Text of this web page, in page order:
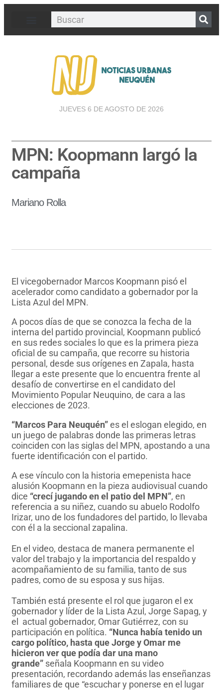
JUEVES 6 DE AGOSTO DE 2026
MPN: Koopmann largó la
campaña
Mariano Rolla
El vicegobernador Marcos Koopmann pisó el
acelerador como candidato a gobernador por la
Lista Azul del MPN.
A pocos días de que se conozca la fecha de la
interna del partido provincial, Koopmann publicó
en sus redes sociales lo que es la primera pieza
oficial de su campaña, que recorre su historia
personal, desde sus orígenes en Zapala, hasta
llegar a este presente que lo encuentra frente al
desafío de convertirse en el candidato del
Movimiento Popular Neuquino, de cara a las
elecciones de 2023.
“Marcos Para Neuquén”es el eslogan elegido, en
un juego de palabras donde las primeras letras
coinciden con las siglas del MPN, apostando a una
fuerte identificación con el partido.
A ese vínculo con la historia emepenista hace
alusión Koopmann en la pieza audiovisual cuando
dice “crecí jugando en el patio del MPN”, en
referencia a su niñez, cuando su abuelo Rodolfo
Irizar, uno de los fundadores del partido, lo llevaba
con él a la seccional zapalina.
En el video, destaca de manera permanente el
valor del trabajo y la importancia del respaldo y
acompañamiento de su familia, tanto de sus
padres, como de su esposa y sus hijas.
También está presente el rol que jugaron el ex
gobernador y líder de la Lista Azul, Jorge Sapag, y
el actual gobernador, Omar Gutiérrez, con su
participación en política. “Nunca había tenido un
cargo político, hasta que Jorge y Omar me
hicieron ver que podía dar una mano
grande” señala Koopmann en su video
presentación, recordando además las enseñanzas
familiares de que “escuchar y ponerse en el lugar